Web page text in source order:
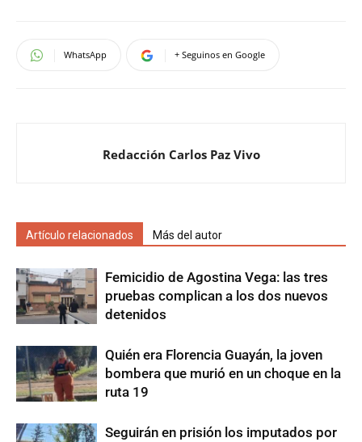
WhatsApp + Seguinos en Google
Redacción Carlos Paz Vivo
Artículo relacionados Más del autor
Femicidio de Agostina Vega: las tres
pruebas complican a los dos nuevos
detenidos
Quién era Florencia Guayán, la joven
bombera que murió en un choque en la
ruta 19
Seguirán en prisión los imputados por